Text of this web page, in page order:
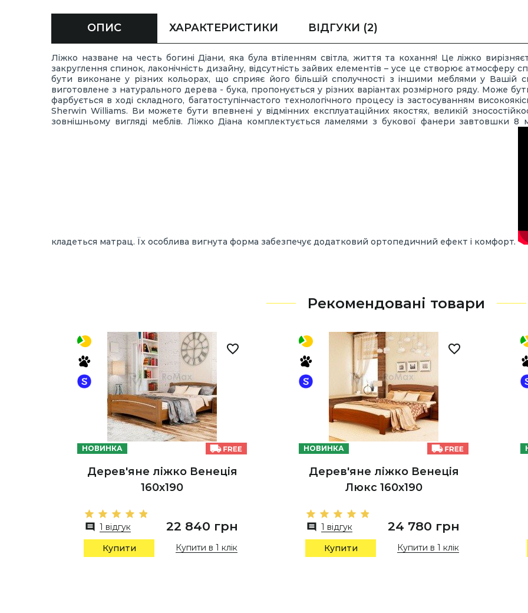
ОПИС ХАРАКТЕРИСТИКИ ВІДГУКИ (2)
Ліжко назване на честь богині Діани, яка була втіленням світла, життя та кохання! Це ліжко
закруглення спинок, лаконічність дизайну, відсутність зайвих елементів – усе це створює
бути виконане у різних кольорах, що сприяє його більшій сполучності з іншими меблями у Вашій
виготовлене з натурального дерева - бука, пропонується у різних варіантах розмірного ряду. Може
фарбується в ході складного, багатоступінчастого технологічного процесу із застосуванням
Sherwin Williams. Ви можете бути впевнені у відмінних експлуатаційних якостях, великій
зовнішньому вигляді меблів. Ліжко Діана комплектується ламелями з букової фанери завтовшки
кладеться матрац. Їх особлива вигнута форма забезпечує додатковий ортопедичний ефект і комфорт.
Рекомендовані товари
НОВИНКА
Дерев'яне ліжко Венеція
160х190
1 відгук 22 840 грн
Купити Купити в 1 клік
НОВИНКА
Дерев'яне ліжко Венеція
Люкс 160х190
1 відгук 24 780 грн
Купити Купити в 1 клік